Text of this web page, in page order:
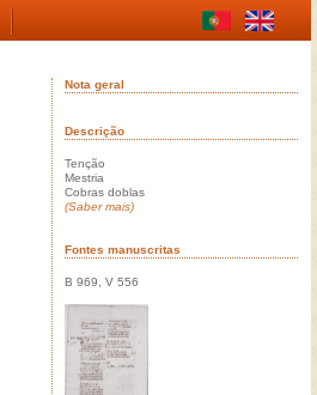
Nota geral
Descrição
Tenção
Mestria
Cobras doblas
(Saber mais)
Fontes manuscritas
B 969, V 556